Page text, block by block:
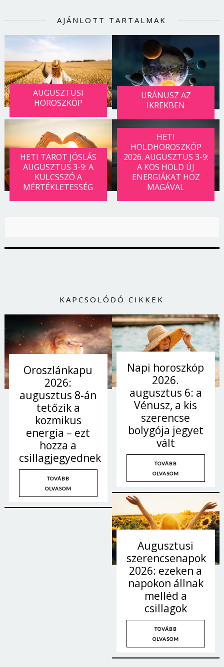
AJÁNLOTT TARTALMAK
AUGUSZTUSI
HOROSZKÓP
URÁNUSZ AZ
IKREKBEN
HETI TAROT JÓSLÁS
AUGUSZTUS 3-9: A
KULCSSZÓ A
MÉRTÉKLETESSÉG
HETI
HOLDHOROSZKÓP
2026. AUGUSZTUS 3-9:
A KOS HOLD ÚJ
ENERGIÁKAT HOZ
MAGÁVAL
KAPCSOLÓDÓ CIKKEK
Oroszlánkapu
2026:
augusztus 8-án
tetőzik a
kozmikus
energia – ezt
hozza a
csillagjegyednek
TOVÁBB
OLVASOM
Napi horoszkóp
2026.
augusztus 6: a
Vénusz, a kis
szerencse
bolygója jegyet
vált
TOVÁBB
OLVASOM
Augusztusi
szerencsenapok
2026: ezeken a
napokon állnak
melléd a
csillagok
TOVÁBB
OLVASOM